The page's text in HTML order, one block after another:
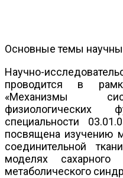
Основные темы
Научно-
проводится в
«Механизмы
специальности
посвящена изучению
соединительной
моделях сахарного
метаболического